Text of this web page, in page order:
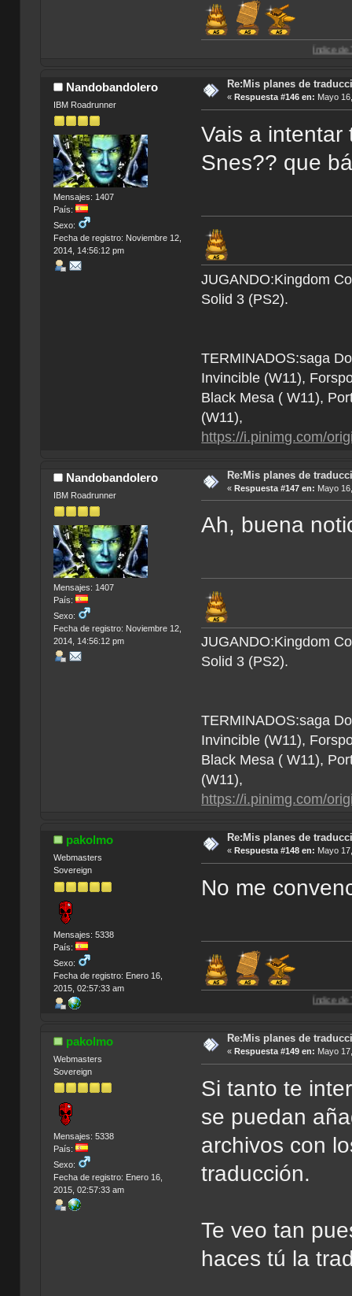
Índice de Traducciones
Nandobandolero
IBM Roadrunner
Mensajes: 1407
País:
Sexo:
Fecha de registro: Noviembre 12,
2014, 14:56:12 pm
Re:Mis planes de
« Respuesta #146 en: Mayo
Vais a intentar
Snes?? que
JUGANDO:Kingdom
Solid 3 (PS2).
TERMINADOS:saga
Invincible (W11),
Black Mesa ( W11),
(W11),
https://i.pinimg.com/
Nandobandolero
IBM Roadrunner
Mensajes: 1407
País:
Sexo:
Fecha de registro: Noviembre 12,
2014, 14:56:12 pm
Re:Mis planes de
« Respuesta #147 en: Mayo
Ah, buena
JUGANDO:Kingdom
Solid 3 (PS2).
TERMINADOS:saga
Invincible (W11),
Black Mesa ( W11),
(W11),
https://i.pinimg.com/
pakolmo
Webmasters
Sovereign
Mensajes: 5338
País:
Sexo:
Fecha de registro: Enero 16,
2015, 02:57:33 am
Re:Mis planes de
« Respuesta #148 en: Mayo
No me
Índice de Traducciones
pakolmo
Webmasters
Sovereign
Mensajes: 5338
País:
Sexo:
Fecha de registro: Enero 16,
2015, 02:57:33 am
Re:Mis planes de
« Respuesta #149 en: Mayo
Si tanto te
se puedan
archivos con
traducción.
Te veo tan
haces tú la